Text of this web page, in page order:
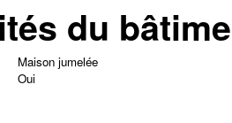
du
Maison jumelée
Oui